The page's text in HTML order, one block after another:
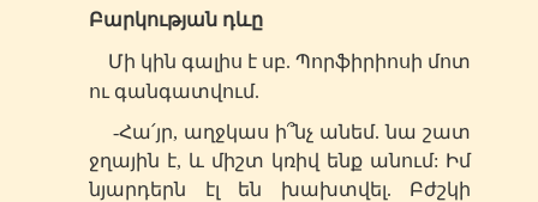
Բարկության դևը
Մի կին գալիս է սբ. Պորֆիրիոսի մոտ
ու գանգատվում.
-Հա՛յր, աղջկաս ի՞նչ անեմ. նա շատ
ջղային է, և միշտ կռիվ ենք անում: Իմ
նյարդերն էլ են խախտվել. Բժշկի